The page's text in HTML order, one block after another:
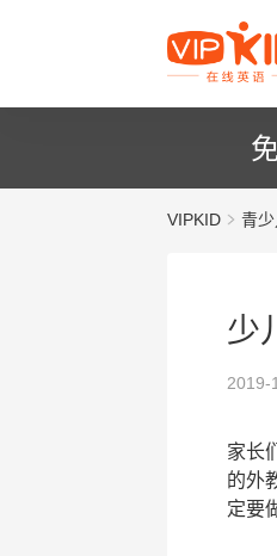
VIPKID 青
少
2019-
家长
的外
定要